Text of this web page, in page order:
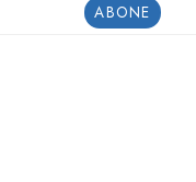
ABONE